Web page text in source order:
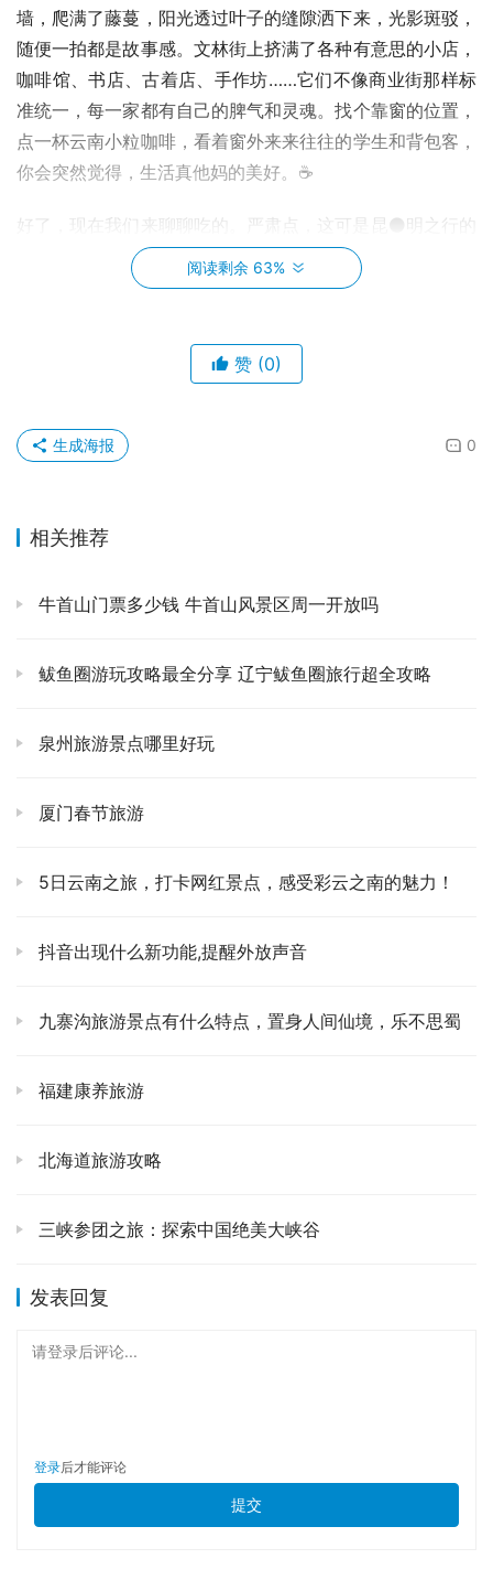
墙，爬满了藤蔓，阳光透过叶子的缝隙洒下来，光影斑驳，
随便一拍都是故事感。文林街上挤满了各种有意思的小店，
咖啡馆、书店、古着店、手作坊……它们不像商业街那样标
准统一，每一家都有自己的脾气和灵魂。找个靠窗的位置，
点一杯云南小粒咖啡，看着窗外来来往往的学生和背包客，
你会突然觉得，生活真他妈的美好。☕
好了，现在我们来聊聊吃的。严肃点，这可是昆⚫️明之行的
灵魂所在！来昆明不为了吃，那简直是暴殄天物！答应我，
别再只知道过桥米线了，那玩意儿更像是一种仪式，本地人
个平平无奇的土豆，给你玩出花儿来。炸洋芋，必须是那种
外壳焦脆、内里绵软的，撒上特制的辣椒面、折耳根、香
芋，蘸着店家秘制的蘸水，又香又辣，一口一个，根本停不
线！🌶️ 小锅米线，用小铜锅现煮，一锅一碗，汤底浓郁，米
呢，则是把嫩滑的豆花和米线拌在一起，酱料是关键，花生
面坐满了人的小店，冲进去，绝对不会让你失望。
说到这里，就不得不提我那份压箱底的《昆明旅游旅游攻
“网红打卡点”。但我这篇的核心就是要告诉你，昆明的精髓
候，你看到的不是游客，而是真正的花农、花商，整个市场
道。那种生命力蓬勃的交易场面，比你买一束便宜的玫瑰要
收费的观景台，就沿着湖边的公路慢慢走，或者租一辆自行
下的时候，整个湖面都被染成金色，那种壮丽，会让你觉得
地道的稀豆粉油条，晚上能听到邻居家的炒菜声，这种感
觉，会让你觉得自己不是一个游客，而是短暂地在这里生活
阅读剩余 63%
赞 (0)
0
生成海报
相关推荐
牛首山门票多少钱 牛首山风景区周一开放吗
鲅鱼圈游玩攻略最全分享 辽宁鲅鱼圈旅行超全攻略
泉州旅游景点哪里好玩
厦门春节旅游
5日云南之旅，打卡网红景点，感受彩云之南的魅力！
抖音出现什么新功能,提醒外放声音
九寨沟旅游景点有什么特点，置身人间仙境，乐不思蜀
福建康养旅游
北海道旅游攻略
三峡参团之旅：探索中国绝美大峡谷
发表回复
请登录后评论...
登录后才能评论
提交